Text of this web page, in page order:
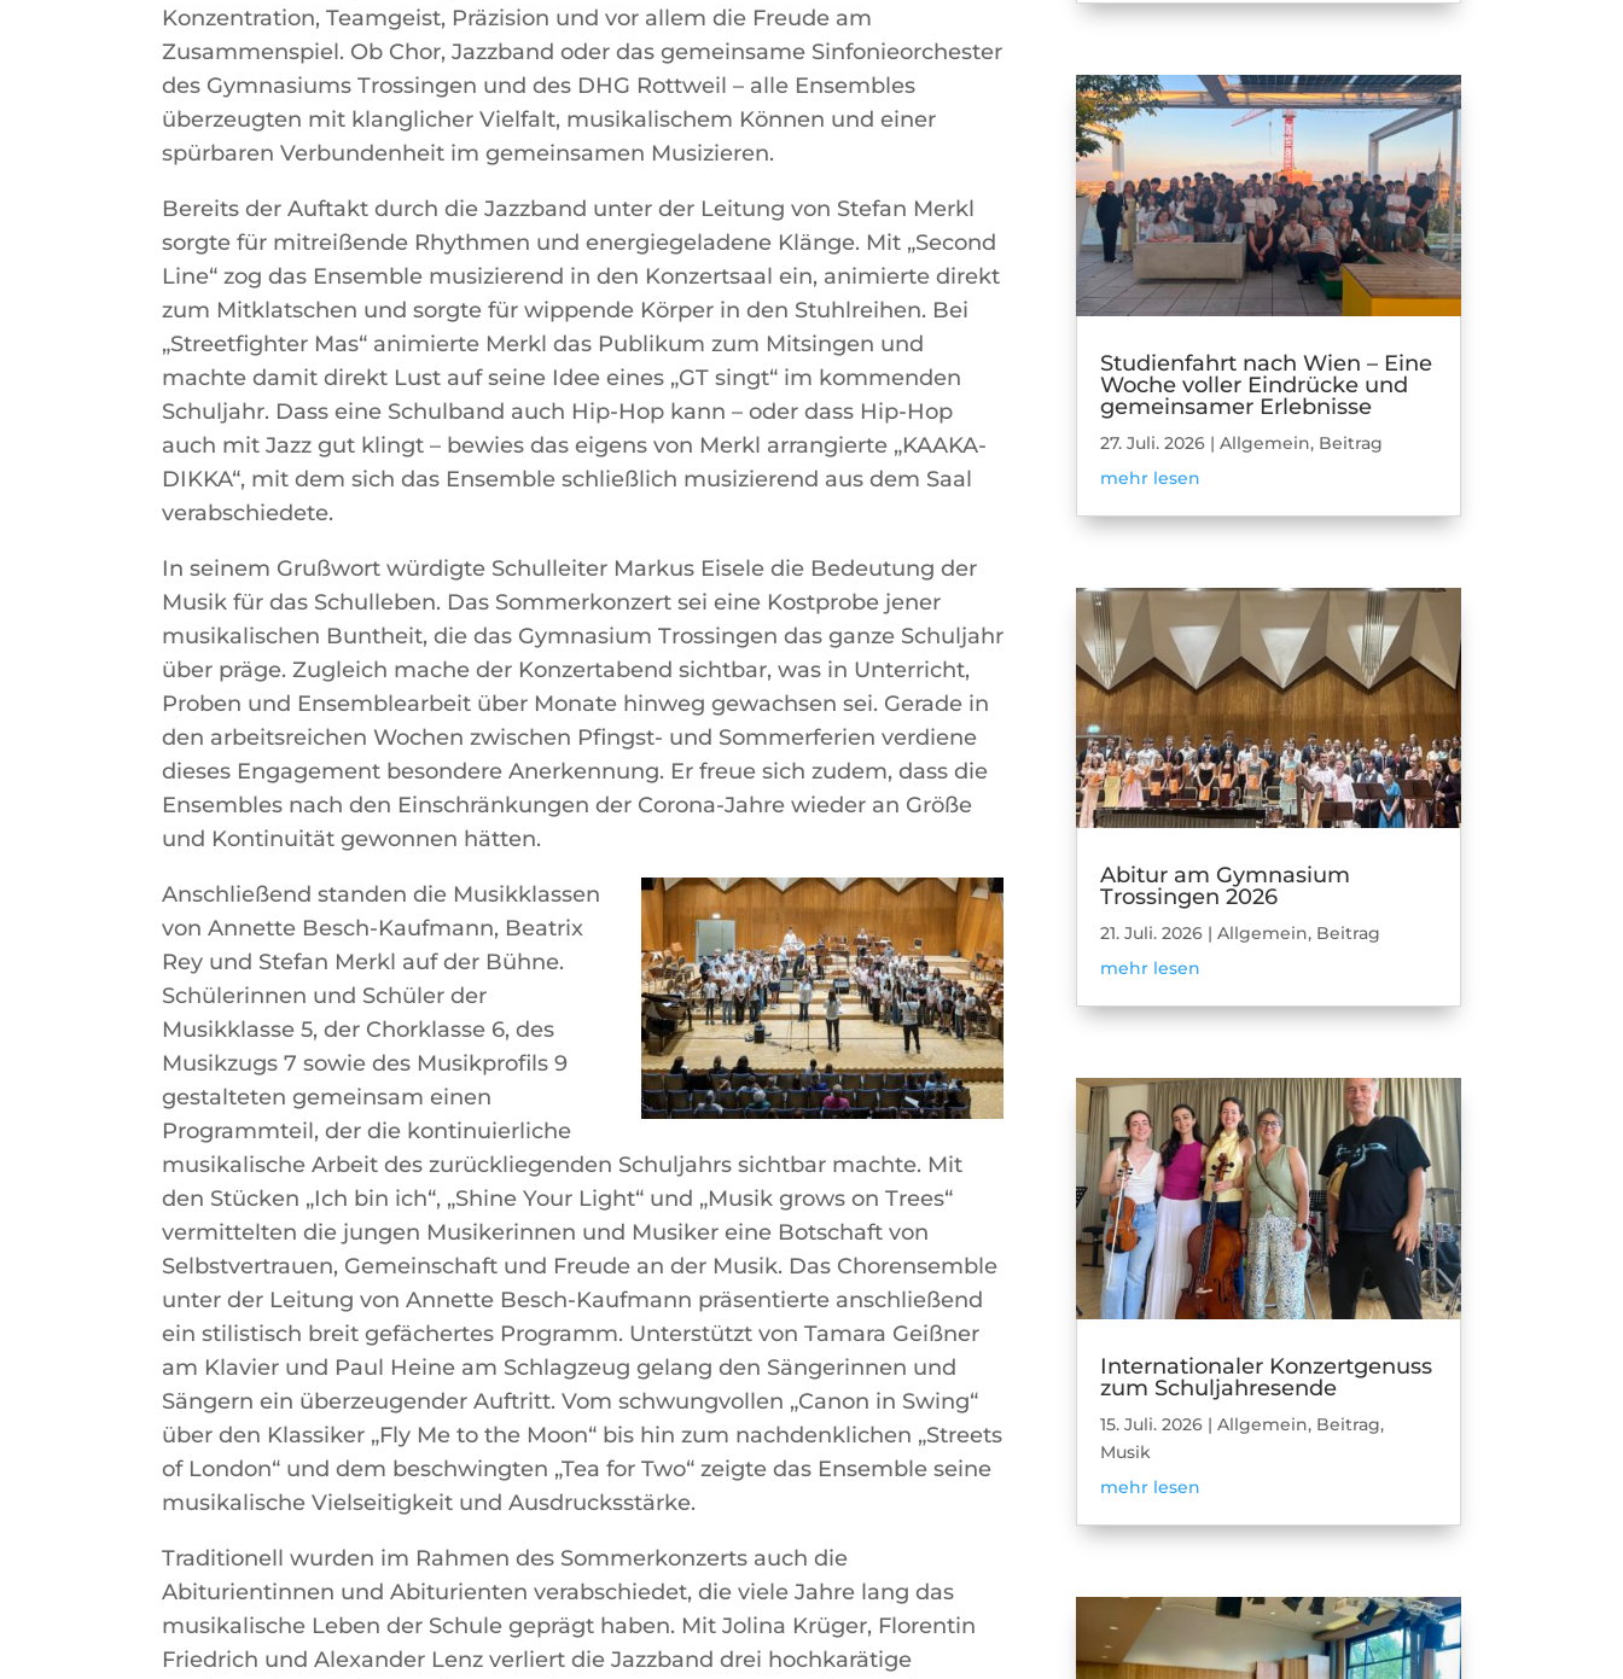
Konzentration, Teamgeist, Präzision und vor allem die Freude am
Zusammenspiel. Ob Chor, Jazzband oder das gemeinsame Sinfonieorchester
des Gymnasiums Trossingen und des DHG Rottweil – alle Ensembles
überzeugten mit klanglicher Vielfalt, musikalischem Können und einer
spürbaren Verbundenheit im gemeinsamen Musizieren.
Bereits der Auftakt durch die Jazzband unter der Leitung von Stefan Merkl
sorgte für mitreißende Rhythmen und energiegeladene Klänge. Mit „Second
Line“ zog das Ensemble musizierend in den Konzertsaal ein, animierte direkt
zum Mitklatschen und sorgte für wippende Körper in den Stuhlreihen. Bei
„Streetfighter Mas“ animierte Merkl das Publikum zum Mitsingen und
machte damit direkt Lust auf seine Idee eines „GT singt“ im kommenden
Schuljahr. Dass eine Schulband auch Hip-Hop kann – oder dass Hip-Hop
auch mit Jazz gut klingt – bewies das eigens von Merkl arrangierte „KAAKA-
DIKKA“, mit dem sich das Ensemble schließlich musizierend aus dem Saal
verabschiedete.
In seinem Grußwort würdigte Schulleiter Markus Eisele die Bedeutung der
Musik für das Schulleben. Das Sommerkonzert sei eine Kostprobe jener
musikalischen Buntheit, die das Gymnasium Trossingen das ganze Schuljahr
über präge. Zugleich mache der Konzertabend sichtbar, was in Unterricht,
Proben und Ensemblearbeit über Monate hinweg gewachsen sei. Gerade in
den arbeitsreichen Wochen zwischen Pfingst- und Sommerferien verdiene
dieses Engagement besondere Anerkennung. Er freue sich zudem, dass die
Ensembles nach den Einschränkungen der Corona-Jahre wieder an Größe
und Kontinuität gewonnen hätten.
Anschließend standen die Musikklassen
von Annette Besch-Kaufmann, Beatrix
Rey und Stefan Merkl auf der Bühne.
Schülerinnen und Schüler der
Musikklasse 5, der Chorklasse 6, des
Musikzugs 7 sowie des Musikprofils 9
gestalteten gemeinsam einen
Programmteil, der die kontinuierliche
musikalische Arbeit des zurückliegenden Schuljahrs sichtbar machte. Mit
den Stücken „Ich bin ich“, „Shine Your Light“ und „Musik grows on Trees“
vermittelten die jungen Musikerinnen und Musiker eine Botschaft von
Selbstvertrauen, Gemeinschaft und Freude an der Musik. Das Chorensemble
unter der Leitung von Annette Besch-Kaufmann präsentierte anschließend
ein stilistisch breit gefächertes Programm. Unterstützt von Tamara Geißner
am Klavier und Paul Heine am Schlagzeug gelang den Sängerinnen und
Sängern ein überzeugender Auftritt. Vom schwungvollen „Canon in Swing“
über den Klassiker „Fly Me to the Moon“ bis hin zum nachdenklichen „Streets
of London“ und dem beschwingten „Tea for Two“ zeigte das Ensemble seine
musikalische Vielseitigkeit und Ausdrucksstärke.
Traditionell wurden im Rahmen des Sommerkonzerts auch die
Abiturientinnen und Abiturienten verabschiedet, die viele Jahre lang das
musikalische Leben der Schule geprägt haben. Mit Jolina Krüger, Florentin
Friedrich und Alexander Lenz verliert die Jazzband drei hochkarätige
Studienfahrt nach Wien – Eine
Woche voller Eindrücke und
gemeinsamer Erlebnisse
27. Juli. 2026| Allgemein, Beitrag
mehr lesen
Abitur am Gymnasium
Trossingen 2026
21. Juli. 2026| Allgemein, Beitrag
mehr lesen
Internationaler Konzertgenuss
zum Schuljahresende
15. Juli. 2026| Allgemein, Beitrag,
Musik
mehr lesen